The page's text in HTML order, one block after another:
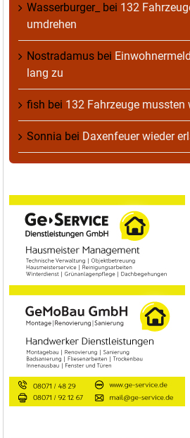
Wasserburger_ bei 132
umdrehen
Nostradamus bei
lang zu
fish bei 132 Fahrzeuge mussten
Sonnia bei Daxenfeuer wieder